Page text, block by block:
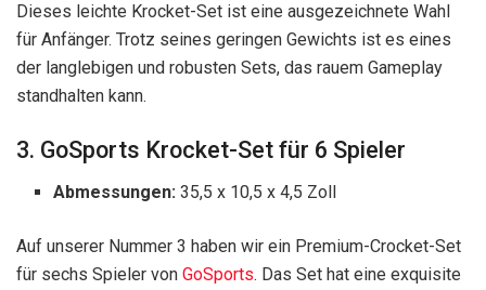
Dieses leichte Krocket-Set ist eine ausgezeichnete Wahl
für Anfänger. Trotz seines geringen Gewichts ist es eines
der langlebigen und robusten Sets, das rauem Gameplay
standhalten kann.
3. GoSports Krocket-Set für 6 Spieler
Abmessungen: 35,5 x 10,5 x 4,5 Zoll
Auf unserer Nummer 3 haben wir ein Premium-Crocket-Set
für sechs Spieler von GoSports. Das Set hat eine exquisite